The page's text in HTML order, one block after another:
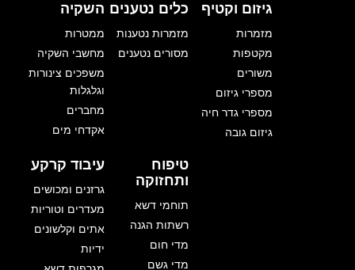
גיזום וקטיף
מזמרות
מקטפות
משורים
מספרי גיזום
מספרי גדר חיה
גיזום גובה
כלים נטענים
מזמרות נטענות
מסורים נטענים
השקיה
ממטרות
מחשבי השקיה
משפכים צינורות
וגלגלות
מחברים
אקדחי מים
טיפוח
ותחזוקה
תוחמי דשא
רשתות הגנה
מדי חום
מדי גשם
עיבוד קרקע
גרזנים ומכושים
מעדרים וטוריות
אתים וקלשונים
ידיות